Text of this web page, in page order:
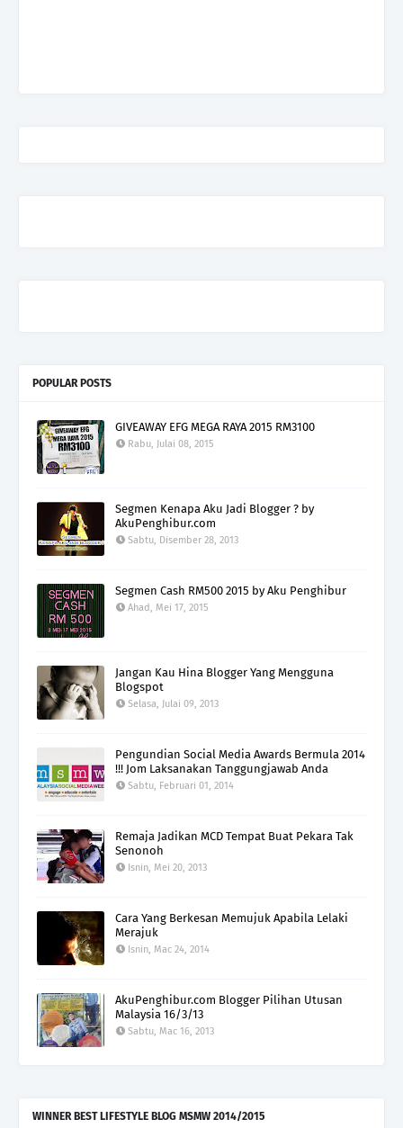
POPULAR POSTS
GIVEAWAY EFG MEGA RAYA 2015 RM3100
Rabu, Julai 08, 2015
Segmen Kenapa Aku Jadi Blogger ? by
AkuPenghibur.com
Sabtu, Disember 28, 2013
Segmen Cash RM500 2015 by Aku Penghibur
Ahad, Mei 17, 2015
Jangan Kau Hina Blogger Yang Mengguna
Blogspot
Selasa, Julai 09, 2013
Pengundian Social Media Awards Bermula 2014
!!! Jom Laksanakan Tanggungjawab Anda
Sabtu, Februari 01, 2014
Remaja Jadikan MCD Tempat Buat Pekara Tak
Senonoh
Isnin, Mei 20, 2013
Cara Yang Berkesan Memujuk Apabila Lelaki
Merajuk
Isnin, Mac 24, 2014
AkuPenghibur.com Blogger Pilihan Utusan
Malaysia 16/3/13
Sabtu, Mac 16, 2013
WINNER BEST LIFESTYLE BLOG MSMW 2014/2015